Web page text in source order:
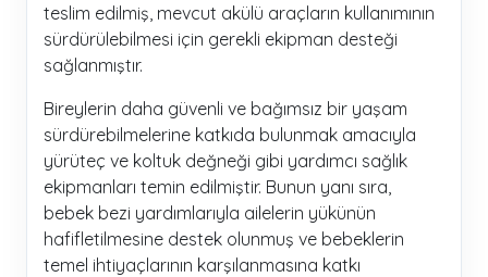
teslim edilmiş, mevcut akülü araçların kullanımının
sürdürülebilmesi için gerekli ekipman desteği
sağlanmıştır.
Bireylerin daha güvenli ve bağımsız bir yaşam
sürdürebilmelerine katkıda bulunmak amacıyla
yürüteç ve koltuk değneği gibi yardımcı sağlık
ekipmanları temin edilmiştir. Bunun yanı sıra,
bebek bezi yardımlarıyla ailelerin yükünün
hafifletilmesine destek olunmuş ve bebeklerin
temel ihtiyaçlarının karşılanmasına katkı